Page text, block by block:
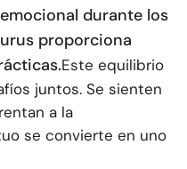
durante los
proporciona
Este equilibrio
juntos. Se sienten
a la
se convierte en uno